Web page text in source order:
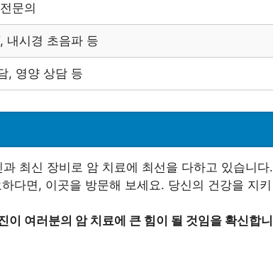
문의
내시경 초음파 등
, 영양 상담 등
최신 장비로 암 치료에 최선을 다하고 있습니다.
다면, 이곳을 방문해 보세요. 당신의 건강을 지키
여러분의 암 치료에 큰 힘이 될 것임을 확신합니